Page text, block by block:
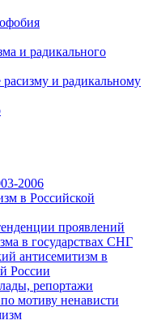
и радикального
и радикальному
2006
в Российской
проявлений
в государствах СНГ
антисемитизм в
России
репортажи
мотиву ненависти